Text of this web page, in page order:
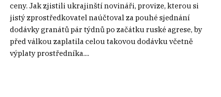
ceny. Jak zjistili ukrajinští novináři, provize, kterou si
jistý zprostředkovatel naúčtoval za pouhé sjednání
dodávky granátů pár týdnů po začátku ruské agrese, by
před válkou zaplatila celou takovou dodávku včetně
výplaty prostředníka....